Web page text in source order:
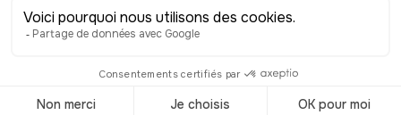
transformer en ce musée toujours
apprécié des amateurs d’art. Des murs
à son grand atelier où reposent
quelques toiles, la signature de l’artiste